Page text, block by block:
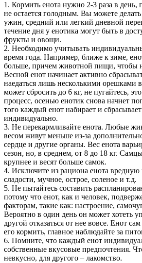
1. Кормить енота нужно 2-3 раза в день,
не остается голодным. Вы можете
ужин, средний или легкий дневной
течение дня у енотика могут быть в
фрукты и овощи.
2. Необходимо учитывать
время года. Например, ближе к зиме,
больше, причем животной пищи, чтобы
Весной енот начинает активно
наедаться лишь несколькими орешками
может сбросить до 6 кг, не пугайтесь,
процесс, осенью енотик снова начнет
того каждый енот набирает и
индивидуально.
3. Не перекармливайте енота. Любые
весом живут меньше из-за
сердце и другие органы. Вес енота
сезон, но, в среднем, от 8 до 18 кг.
крупнее и весят больше самок.
4. Исключите из рациона енота
сладости, мучное, острое, соленое и т.д.
5. Не пытайтесь составить
потому что енот, как и человек,
факторам, такие как: настроение,
Вероятно в один день он может хотеть
другой отказаться от нее вовсе. Енот
его кормить, главное наблюдайте за
6. Помните, что каждый енот
собственные вкусовые предпочтения.
невкусно, для другого – лакомство.